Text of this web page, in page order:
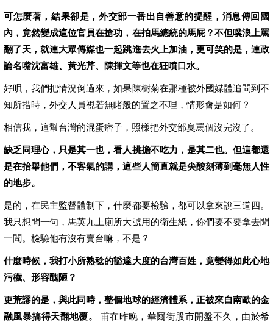
可怎麼著，結果卻是，外交部一番出自善意的提醒，消息傳回國
內，竟然變成這位官員在搶功，在拍馬總統的馬屁？不但噗浪上罵
翻了天，就連大眾傳媒也一起跳進去火上加油，更可笑的是，連政
論名嘴沈富雄、黃光芹、陳揮文等也在狂噴口水。
好唄，我們把情況倒過來，如果陳樹菊在那種被外國媒體追問到不
知所措時，外交人員視若無睹般的置之不理，情形會是如何？
相信我，這幫台灣的混蛋痞子，照樣把外交部臭罵個沒完沒了。
缺乏同理心，只是其一也，看人挑擔不吃力，是其二也。但這都還
是在抬舉他們，不客氣的講，這些人簡直就是尖酸刻薄到毫無人性
的地步。
是的，在民主監督體制下，什麼都要檢驗，都可以拿來說三道四。
我只想問一句，馬英九上廁所大號用的衛生紙，你們要不要拿去聞
一聞。檢驗他有沒有賣台嘛，不是？
什麼時候，我打小所熟稔的豁達大度的台灣百姓，竟變得如此心地
污穢、形容醜陋？
更荒謬的是，與此同時，整個地球的經濟體系，正被來自南歐的金
融風暴搞得天翻地覆。 甫在昨晚，華爾街股市開盤不久，由於希